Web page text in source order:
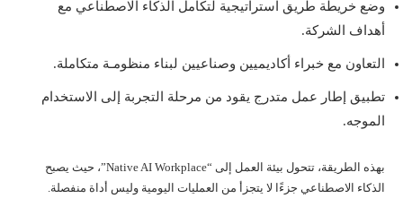
وضع خريطة طريق استراتيجية لتكامل الذكاء الاصطناعي مع
أهداف الشركة.
التعاون مع خبراء أكاديميين وصناعيين لبناء منظومـة متكاملة.
تطبيق إطار عمل متدرج يقود من مرحلة التجربة إلى الاستخدام
الموجه.
بهذه الطريقة، تتحول بيئة العمل إلى “Native AI Workplace”، حيث يصبح
الذكاء الاصطناعي جزءًا لا يتجزأ من العمليات اليومية وليس أداة منفصلة.